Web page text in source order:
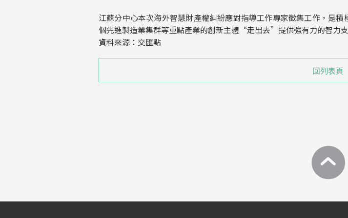
江蘇分中心本次海外智慧財產權糾紛應對指導工作專家徵集工作，是
個先進製造業集群等重點產業的創新主體“走出去”提供強有力的智力
資料來源：交匯點
回列表頁